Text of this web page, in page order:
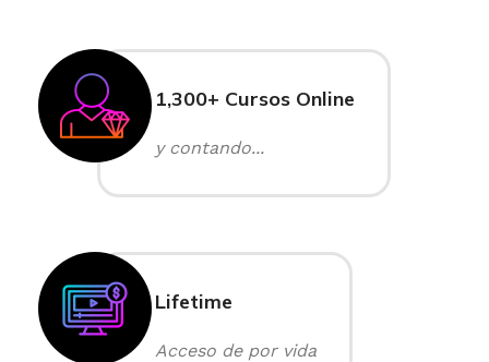
1,300+ Cursos Online
y contando...
Lifetime
Acceso de por vida